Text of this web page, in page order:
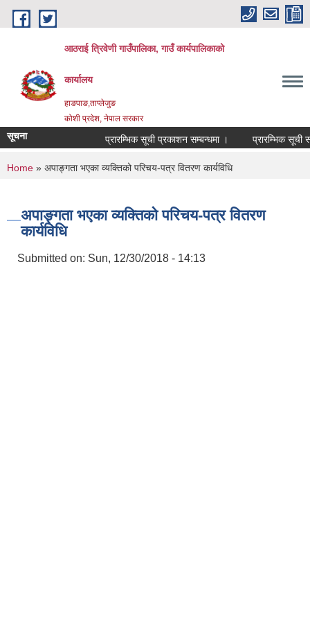
Skip to main content
आठराई त्रिवेणी गाउँपालिका, गाउँ कार्यपालिकाको
कार्यालय
हाङपाङ,ताप्लेजुङ
कोशी प्रदेश, नेपाल सरकार
सूचना प्रारम्भिक सूची प्रकाशन सम्बन्धमा । प्रारम्भिक सूची
You are here
Home » अपाङ्गता भएका व्यक्तिको परिचय-पत्र वितरण कार्यविधि
अपाङ्गता भएका व्यक्तिको परिचय-पत्र वितरण
कार्यविधि
Submitted on: Sun, 12/30/2018 - 14:13